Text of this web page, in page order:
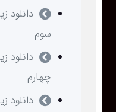
سوم
چهارم